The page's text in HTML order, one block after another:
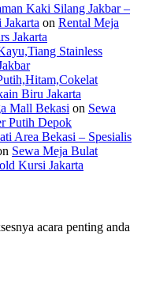
Kaki Silang Jakbar –
Jakarta on Rental Meja
Jakarta
Stainless
Biru Jakarta
Mall Bekasi on Sewa
Putih Depok
Area Bekasi – Spesialis
Sewa Meja Bulat
Kursi Jakarta
acara penting anda